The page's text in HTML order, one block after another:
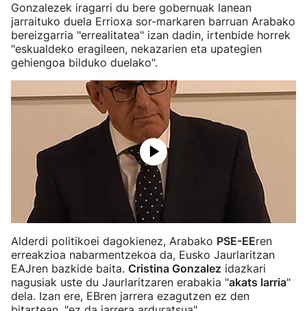
Gonzalezek iragarri du bere gobernuak lanean
jarraituko duela Errioxa sor-markaren barruan Arabako
bereizgarria "errealitatea" izan dadin, irtenbide horrek
"eskualdeko eragileen, nekazarien eta upategien
gehiengoa bilduko duelako".
Alderdi politikoei dagokienez, Arabako PSE-EEren
erreakzioa nabarmentzekoa da, Eusko Jaurlaritzan
EAJren bazkide baita. Cristina Gonzalez idazkari
nagusiak uste du Jaurlaritzaren erabakia "akats larria"
dela. Izan ere, EBren jarrera ezagutzen ez den